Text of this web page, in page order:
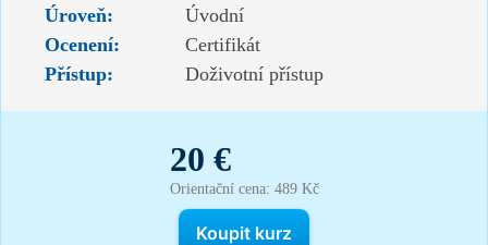
Úroveň:
Úvodní
Ocenení:
Certifikát
Přístup:
Doživotní přístup
20 €
Orientační cena: 489 Kč
Koupit kurz